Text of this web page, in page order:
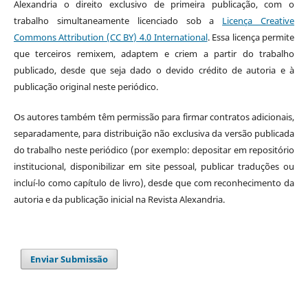
Alexandria o direito exclusivo de primeira publicação, com o
trabalho simultaneamente licenciado sob a Licença Creative
Commons Attribution (CC BY) 4.0 International. Essa licença permite
que terceiros remixem, adaptem e criem a partir do trabalho
publicado, desde que seja dado o devido crédito de autoria e à
publicação original neste periódico.
Os autores também têm permissão para firmar contratos adicionais,
separadamente, para distribuição não exclusiva da versão publicada
do trabalho neste periódico (por exemplo: depositar em repositório
institucional, disponibilizar em site pessoal, publicar traduções ou
incluí-lo como capítulo de livro), desde que com reconhecimento da
autoria e da publicação inicial na Revista Alexandria.
Enviar Submissão